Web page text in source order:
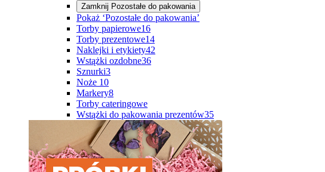
Zamknij Pozostałe do pakowania
Pokaż ‘Pozostałe do pakowania’
Torby papierowe16
Torby prezentowe14
Naklejki i etykiety42
Wstążki ozdobne36
Sznurki3
Noże 10
Markery8
Torby cateringowe
Wstążki do pakowania prezentów35